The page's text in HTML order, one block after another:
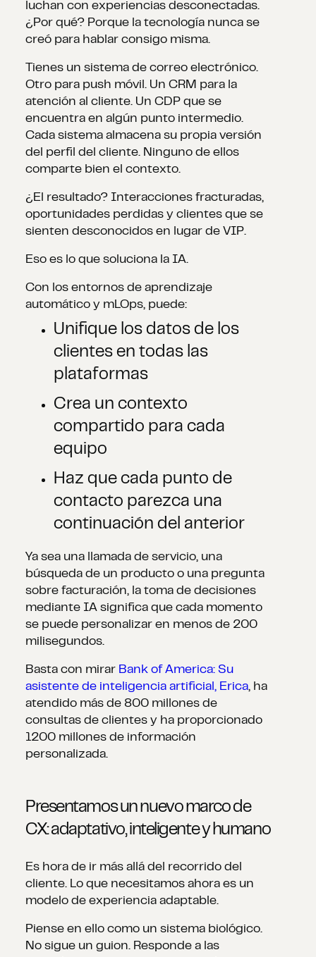
luchan con experiencias desconectadas.
¿Por qué? Porque la tecnología nunca se
creó para hablar consigo misma.
Tienes un sistema de correo electrónico.
Otro para push móvil. Un CRM para la
atención al cliente. Un CDP que se
encuentra en algún punto intermedio.
Cada sistema almacena su propia versión
del perfil del cliente. Ninguno de ellos
comparte bien el contexto.
¿El resultado? Interacciones fracturadas,
oportunidades perdidas y clientes que se
sienten desconocidos en lugar de VIP.
Eso es lo que soluciona la IA.
Con los entornos de aprendizaje
automático y mLOps, puede:
Unifique los datos de los
clientes en todas las
plataformas
Crea un contexto
compartido para cada
equipo
Haz que cada punto de
contacto parezca una
continuación del anterior
Ya sea una llamada de servicio, una
búsqueda de un producto o una pregunta
sobre facturación, la toma de decisiones
mediante IA significa que cada momento
se puede personalizar en menos de 200
milisegundos.
Basta con mirar Bank of America: Su
asistente de inteligencia artificial, Erica, ha
atendido más de 800 millones de
consultas de clientes y ha proporcionado
1200 millones de información
personalizada.
Presentamos un nuevo marco de
CX: adaptativo, inteligente y humano
Es hora de ir más allá del recorrido del
cliente. Lo que necesitamos ahora es un
modelo de experiencia adaptable.
Piense en ello como un sistema biológico.
No sigue un guion. Responde a las